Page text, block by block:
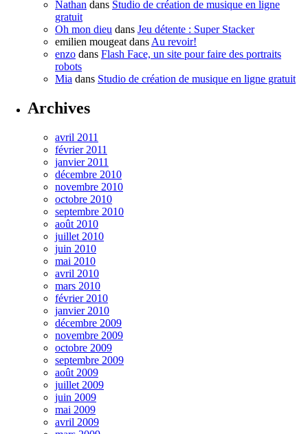
Nathan dans Studio de création de musique en ligne
gratuit
Oh mon dieu dans Jeu détente : Super Stacker
emilien mougeat dans Au revoir!
enzo dans Flash Face, un site pour faire des portraits
robots
Mia dans Studio de création de musique en ligne gratuit
Archives
avril 2011
février 2011
janvier 2011
décembre 2010
novembre 2010
octobre 2010
septembre 2010
août 2010
juillet 2010
juin 2010
mai 2010
avril 2010
mars 2010
février 2010
janvier 2010
décembre 2009
novembre 2009
octobre 2009
septembre 2009
août 2009
juillet 2009
juin 2009
mai 2009
avril 2009